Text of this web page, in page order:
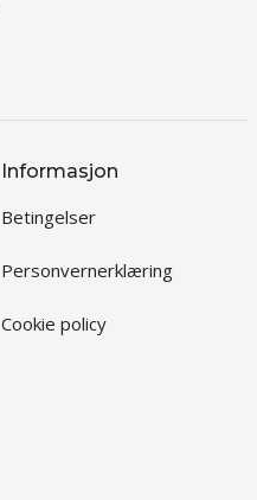
Informasjon
Betingelser
Personvernerklæring
Cookie policy